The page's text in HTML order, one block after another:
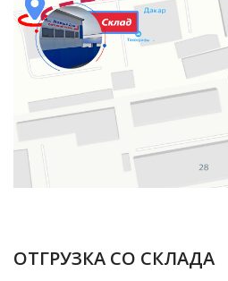
ОТГРУЗКА СО СКЛАДА